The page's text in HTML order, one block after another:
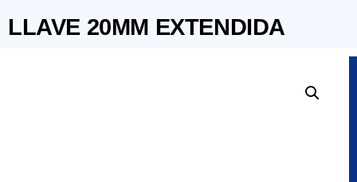
LLAVE 20MM EXTENDIDA